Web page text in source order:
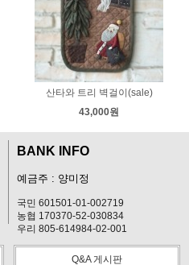
산타와 트리 벽걸이(sale)
43,000원
BANK INFO
예금주 : 양미정
국민 601501-01-002719
농협 170370-52-030834
우리 805-614984-02-001
Q&A 게시판